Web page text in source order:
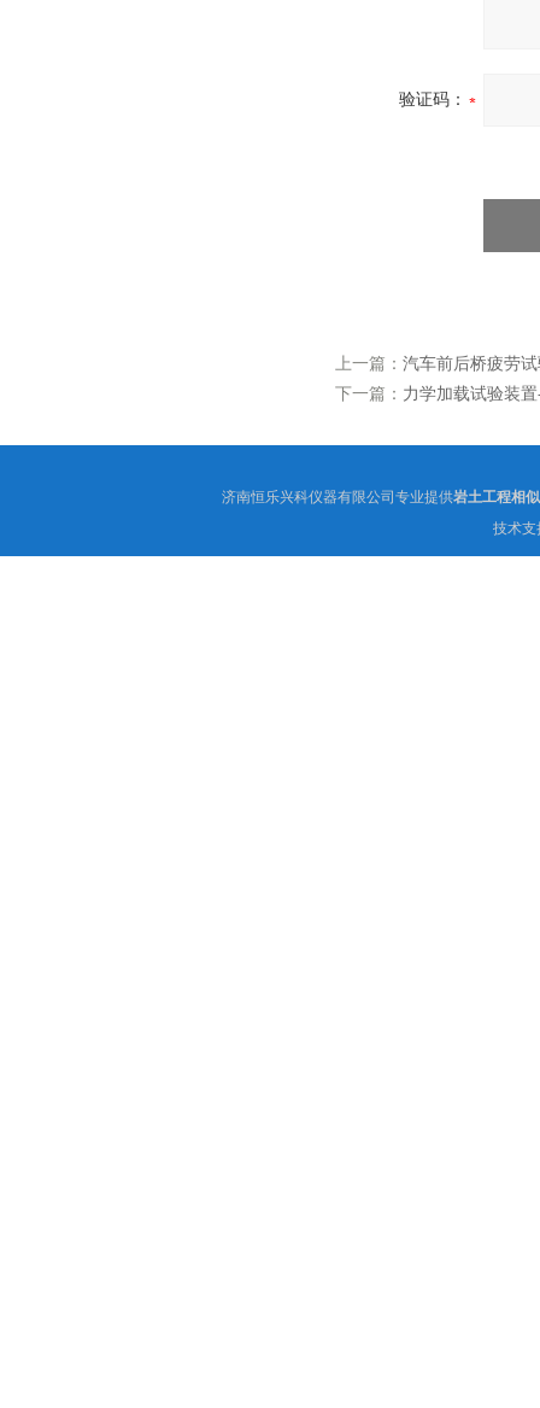
验证码：
上一篇： 汽车前后桥疲劳
下一篇： 力学加载试验装置
济南恒乐兴科仪器有限公司专业提供岩土工程相
技术支